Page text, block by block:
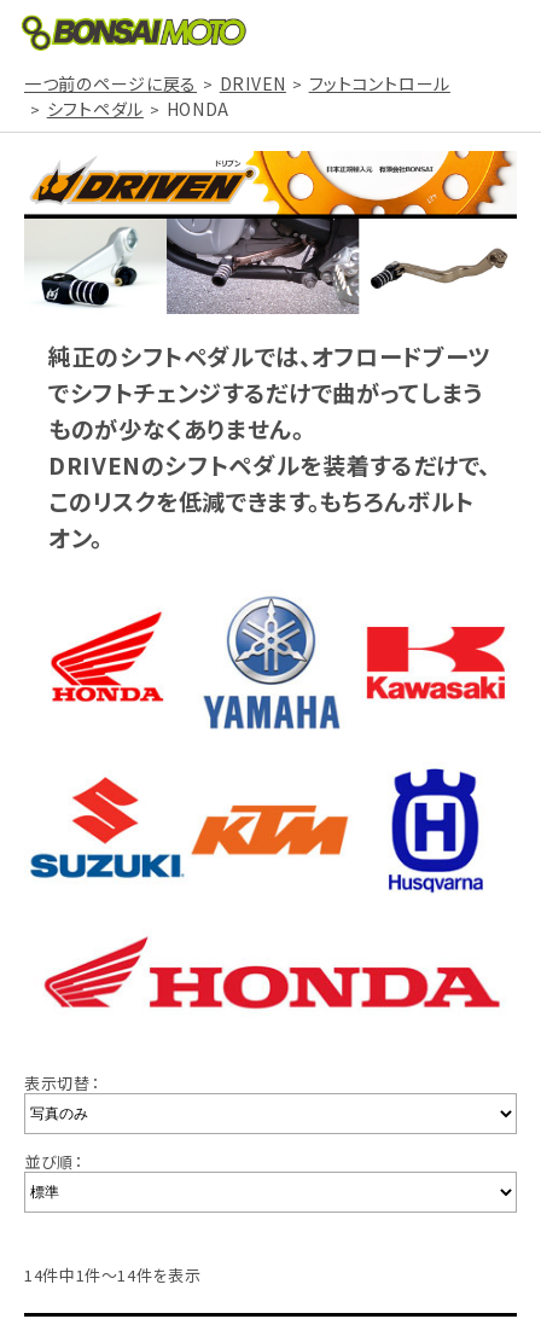
一つ前のページに戻る DRIVEN
フットコントロール
シフトペダル
HONDA
純正のシフトペダルでは、オフロードブーツ
でシフトチェンジするだけで曲がってしまう
ものが少なくありません。
DRIVENのシフトペダルを装着するだけで、
このリスクを低減できます。もちろんボルト
オン。
表示切替：
並び順：
14件中1件～14件を表示